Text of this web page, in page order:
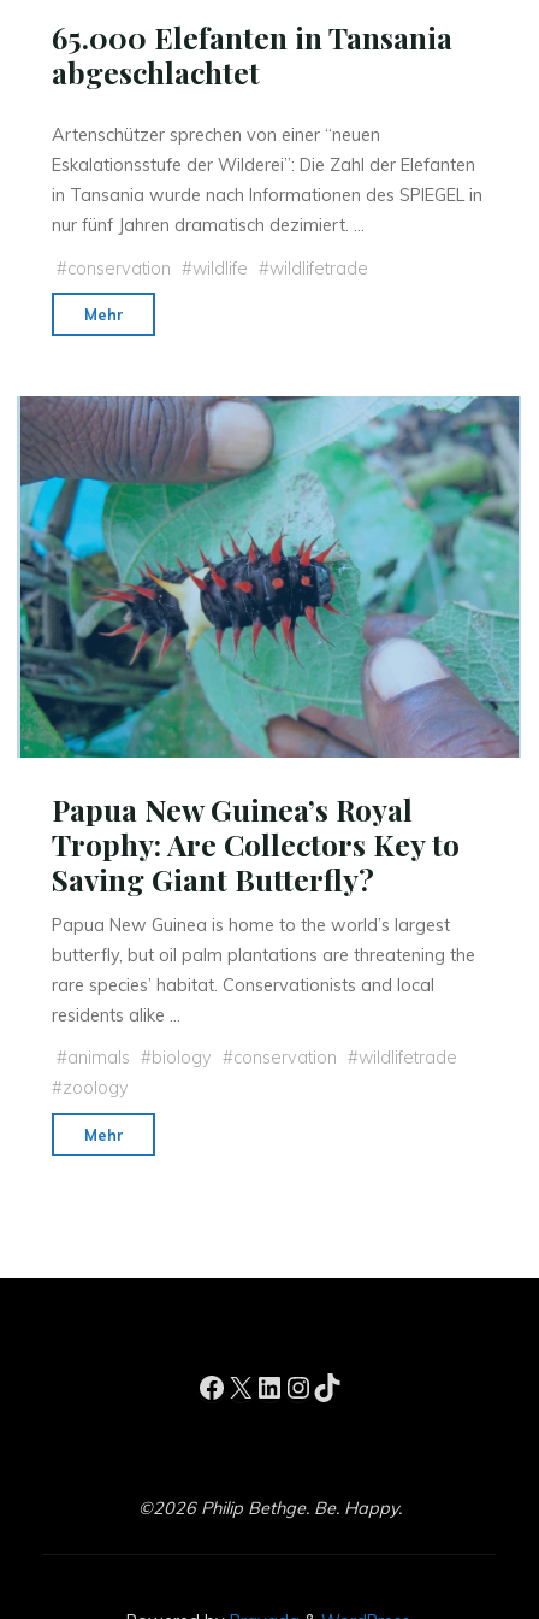
65.000 Elefanten in Tansania
abgeschlachtet
Artenschützer sprechen von einer “neuen
Eskalationsstufe der Wilderei”: Die Zahl der Elefanten
in Tansania wurde nach Informationen des SPIEGEL in
nur fünf Jahren dramatisch dezimiert. …
#conservation #wildlife #wildlifetrade
Mehr
Elefanten
Tansania
abgeschlachtet"
Papua New Guinea’s Royal
Trophy: Are Collectors Key to
Saving Giant Butterfly?
Papua New Guinea is home to the world’s largest
butterfly, but oil palm plantations are threatening the
rare species’ habitat. Conservationists and local
residents alike …
#animals #biology #conservation #wildlifetrade
#zoology
Mehr
New
Are
Facebook
X LinkedIn
Instagram
TikTok
©2026 Philip Bethge. Be. Happy.